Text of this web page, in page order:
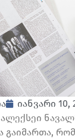
იანვარი 10,
გაიმართა,